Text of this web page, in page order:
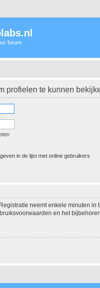
forum
profielen te kunnen
in de lijst met online gebruikers
neemt enkele minuten
en het